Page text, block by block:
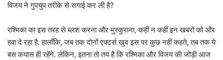
विजय ने गुपचुप तरीके से सगाई कर ली है?
रश्मिका का इस तरह से ब्लश करना और मुस्कुराना, कहीं न कहीं इन खबरों को और
हवा दे रहा है. हालाँकि, जब तक दोनों एक्टर्स खुद इस पर कुछ नहीं कहते, तब तक ये
बस कयास ही रहेंगे. लेकिन, इतना तो तय है कि रश्मिका और विजय की जोड़ी आज